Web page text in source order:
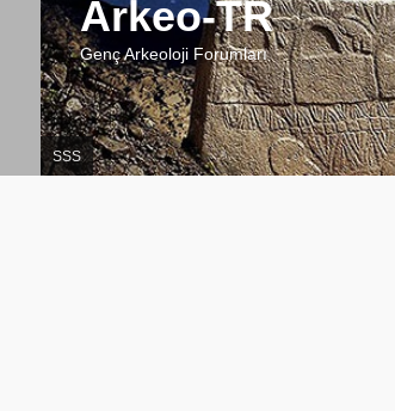
Arkeo-TR
Genç Arkeoloji Forumları
SSS